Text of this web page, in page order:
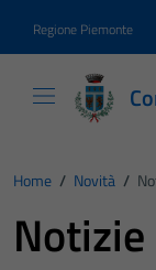
Regione Piemonte
Home / Novità /
Notizie